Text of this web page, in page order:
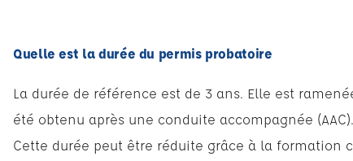
Quelle est la durée du permis probatoire
La durée de référence est de 3 ans. Elle est
été obtenu après une conduite accompagnée (AAC).
Cette durée peut être réduite grâce à la formation